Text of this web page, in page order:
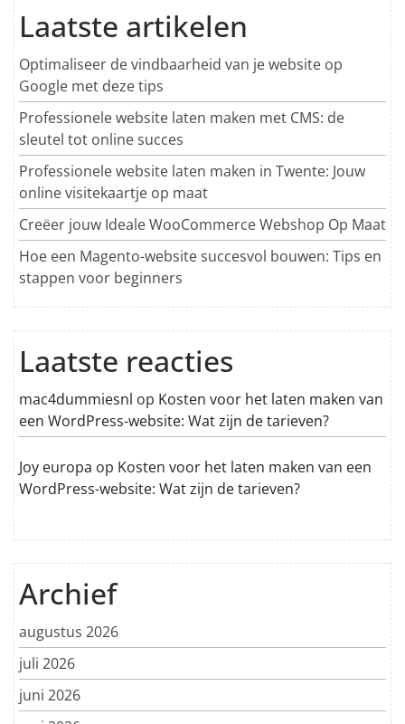
Laatste artikelen
Optimaliseer de vindbaarheid van je website op
Google met deze tips
Professionele website laten maken met CMS: de
sleutel tot online succes
Professionele website laten maken in Twente: Jouw
online visitekaartje op maat
Creëer jouw Ideale WooCommerce Webshop Op Maat
Hoe een Magento-website succesvol bouwen: Tips en
stappen voor beginners
Laatste reacties
mac4dummiesnl op Kosten voor het laten maken van
een WordPress-website: Wat zijn de tarieven?
Joy europa op Kosten voor het laten maken van een
WordPress-website: Wat zijn de tarieven?
Archief
augustus 2026
juli 2026
juni 2026